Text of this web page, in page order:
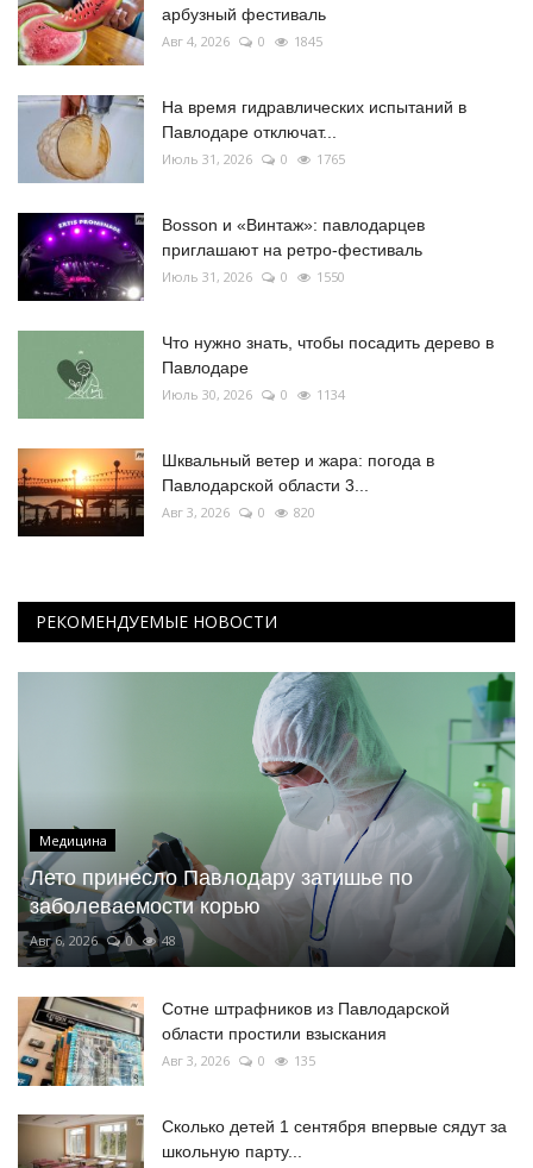
арбузный фестиваль
Авг 4, 2026 0 1845
На время гидравлических испытаний в
Павлодаре отключат...
Июль 31, 2026 0 1765
Bosson и «Винтаж»: павлодарцев
приглашают на ретро-фестиваль
Июль 31, 2026 0 1550
Что нужно знать, чтобы посадить дерево в
Павлодаре
Июль 30, 2026 0 1134
Шквальный ветер и жара: погода в
Павлодарской области 3...
Авг 3, 2026 0 820
РЕКОМЕНДУЕМЫЕ НОВОСТИ
Медицина
Лето принесло Павлодару затишье по
заболеваемости корью
Авг 6, 2026 0 48
Сотне штрафников из Павлодарской
области простили взыскания
Авг 3, 2026 0 135
Сколько детей 1 сентября впервые сядут за
школьную парту...